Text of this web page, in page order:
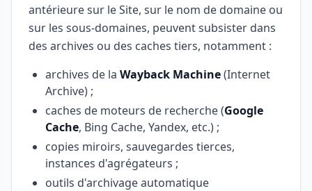
antérieure sur le Site, sur le nom de domaine ou
sur les sous-domaines, peuvent subsister dans
des archives ou des caches tiers, notamment :
archives de la Wayback Machine(Internet
Archive) ;
caches de moteurs de recherche (Google
Cache, Bing Cache, Yandex, etc.) ;
copies miroirs, sauvegardes tierces,
instances d'agrégateurs ;
outils d'archivage automatique